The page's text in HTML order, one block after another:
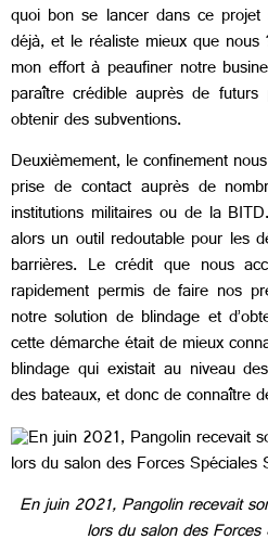
quoi bon se lancer dans ce
déjà, et le réaliste mieux que
mon effort à peaufiner notre
paraître crédible auprès de
obtenir des subventions.
Deuxièmement, le confinement
prise de contact auprès de
institutions militaires ou de la
alors un outil redoutable pour les
barrières. Le crédit que nous
rapidement permis de faire nos
notre solution de blindage et
cette démarche était de mieux
blindage qui existait au niveau
des bateaux, et donc de connaître
En juin 2021, Pangolin recevait
lors du salon des